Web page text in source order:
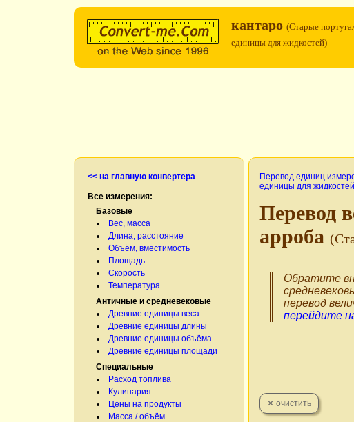
кантаро (Старые
единицы для жидкостей)
<< на главную конвертера
Все измерения:
Базовые
Вес, масса
Длина, расстояние
Объём, вместимость
Площадь
Скорость
Температура
Античные и средневековые
Древние единицы веса
Древние единицы длины
Древние единицы объёма
Древние единицы площади
Специальные
Расход топлива
Кулинария
Цены на продукты
Масса / объём
Перевод единиц
единицы для жидкостей
Перевод
арроба
Обратите
перевод
перейдите